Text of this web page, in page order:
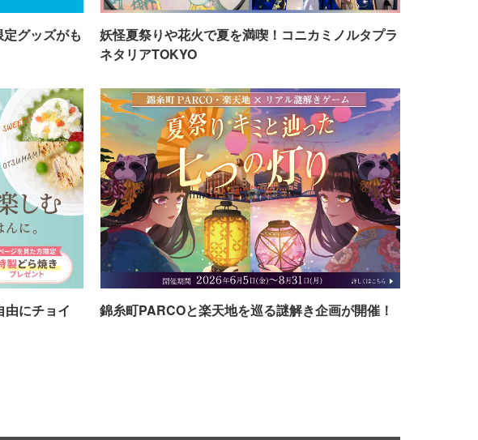
グッズがも
妖怪夏祭りや花火で夏を満喫！コニカミノルタプラ
ネタリアTOKYO
由にチョイ
錦糸町PARCOと楽天地を巡る謎解き企画が開催！